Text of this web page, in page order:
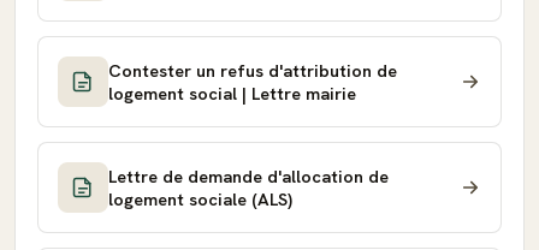
Contester un refus d'attribution de
logement social | Lettre mairie
Lettre de demande d'allocation de
logement sociale (ALS)